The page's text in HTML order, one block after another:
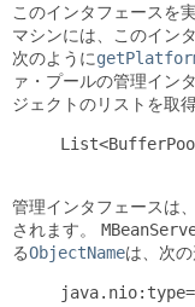
このインタフェースを
マシンには、このイン
次のように
ァ・プールの管理イン
ジェクトのリストを取
管理インタフェースは
されます。
るObjectNameは、次の